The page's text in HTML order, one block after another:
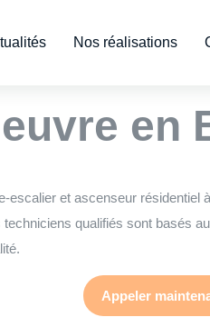
Nos réalisations
escalier
en
escalier et ascenseur
qualifiés sont basés
Appeler